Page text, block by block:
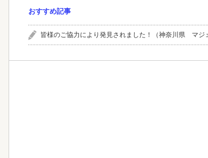
おすすめ記事
皆様のご協力により発見されました！（神奈川県 マジ